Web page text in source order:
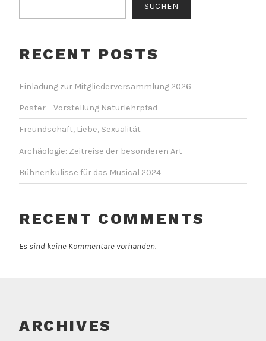
SUCHEN
RECENT POSTS
Einladung zur Mitgliederversammlung 2026
Poster – Vorstellung Naturlehrpfad
Freundschaft, Liebe, Sexualität
Archäologie: Zeitreise der besonderen Art
Bühnenkulisse für das Musical 2024
RECENT COMMENTS
Es sind keine Kommentare vorhanden.
ARCHIVES